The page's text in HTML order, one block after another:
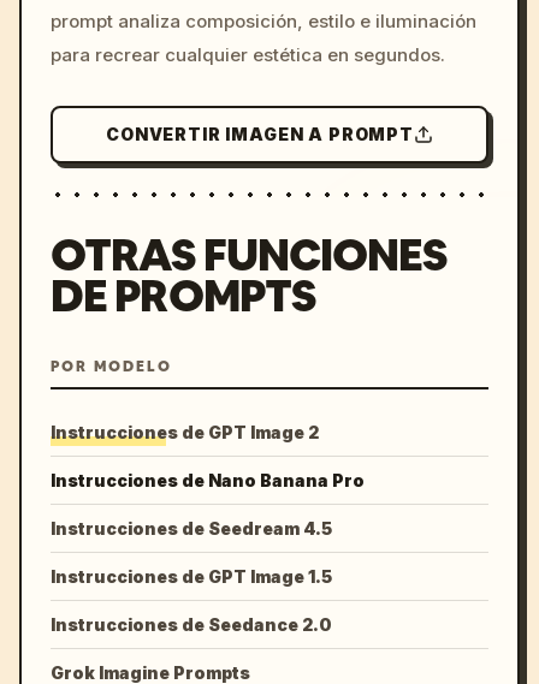
prompt analiza composición, estilo e iluminación
para recrear cualquier estética en segundos.
CONVERTIR IMAGEN A PROMPT
OTRAS FUNCIONES
DE PROMPTS
POR MODELO
Instrucciones de GPT Image 2
Instrucciones de Nano Banana Pro
Instrucciones de Seedream 4.5
Instrucciones de GPT Image 1.5
Instrucciones de Seedance 2.0
Grok Imagine Prompts